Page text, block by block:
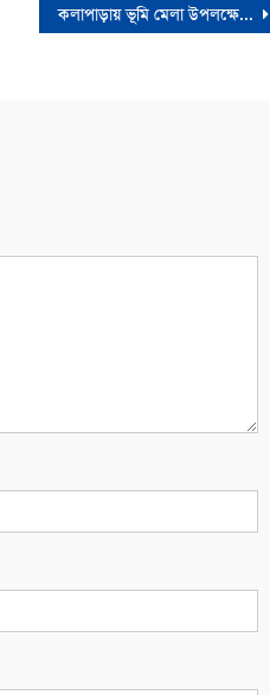
কলাপাড়ায় ভূমি মেলা উপলক্ষে র‍্যালি